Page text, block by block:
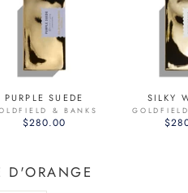
PURPLE SUEDE
& BANKS
$280.00
SILKY
D'ORANGE